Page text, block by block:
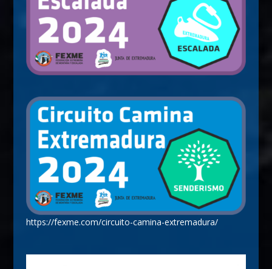
https://fexme.com/circuito-camina-extremadura/